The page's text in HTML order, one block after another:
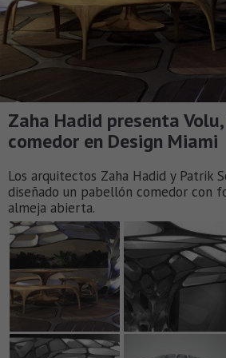
Zaha Hadid presenta
comedor en Design Miami
Los arquitectos Zaha Hadid y Patrik
diseñado un pabellón comedor con
almeja abierta.